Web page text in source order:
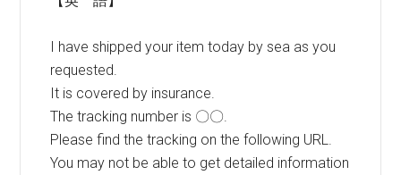
I have shipped your item today by sea as you
requested.
It is covered by insurance.
The tracking number is 〇〇.
Please find the tracking on the following URL.
You may not be able to get detailed information